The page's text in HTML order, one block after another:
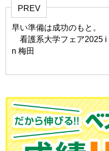
PREV
早い準備は成功のもと。
看護系大学フェア2025 i
n 梅田